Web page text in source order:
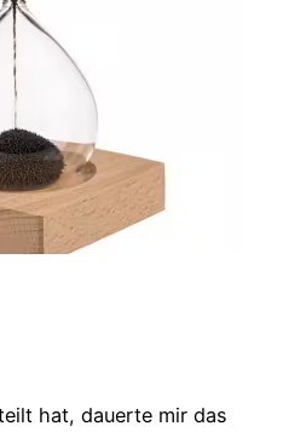
hat, dauerte mir das